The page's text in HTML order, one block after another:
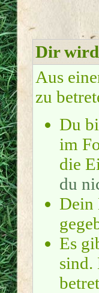
Dir
Aus
zu
Du
im
die
du
Dein
Es
sind.